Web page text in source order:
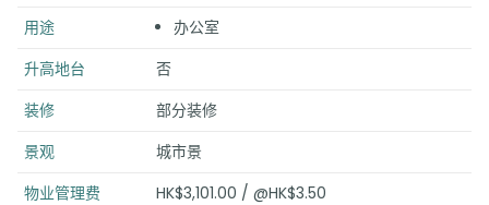
用途
办公室
升高地台
否
装修
部分装修
景观
城市景
物业管理费
HK$3,101.00 / @HK$3.50